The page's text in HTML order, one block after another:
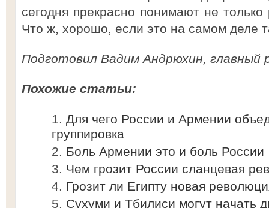
сегодня прекрасно понимают не
Что ж, хорошо, если это на самом деле
Подготовил Вадим Андрюхин, главный
Похожие статьи:
Для чего России и Армении
группировка
Боль Армении это и боль России
Чем грозит России сланцевая
Грозит ли Египту новая
Сухуми и Тбилиси могут начать